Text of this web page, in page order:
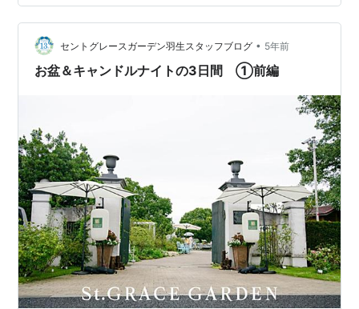
瓶のご持参をおすすめしておりました。各SNSや
Youtube、チラシやDMで瓶ご持参についてご案内してい
たので、たくさんの方が墓前にキャンドルを灯して頂き
ました。 正面ゲートも点灯してお出迎え 当園の正面ゲー
セントグレースガーデン羽生スタッフブログ • 5年前
お盆＆キャンドルナイトの3日間 ①前編